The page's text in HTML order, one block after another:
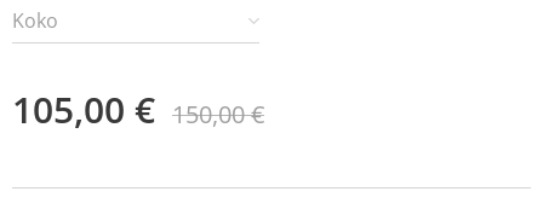
Koko
105,00 € 150,00€